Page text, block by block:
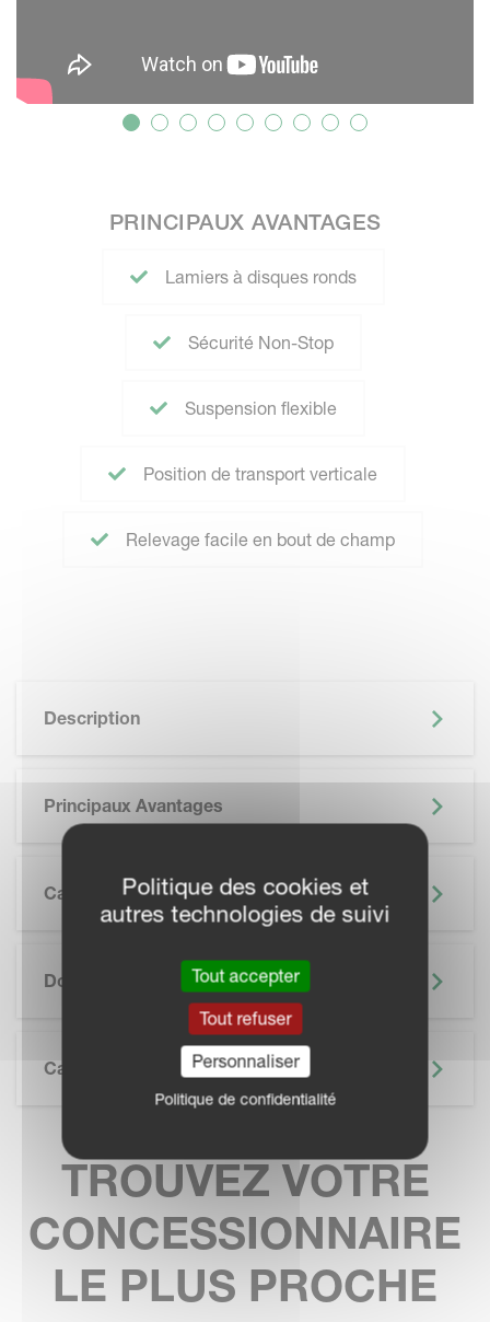
PRINCIPAUX AVANTAGES
Lamiers à disques ronds
Sécurité Non-Stop
Suspension flexible
Position de transport verticale
Relevage facile en bout de champ
Description
Principaux Avantages
Caractéristiques
Documentation
Caractéristiques Techniques
TROUVEZ VOTRE
CONCESSIONNAIRE
LE PLUS PROCHE
Politique des cookies et
autres technologies de suivi
Tout accepter
Tout refuser
Personnaliser
Politique de confidentialité